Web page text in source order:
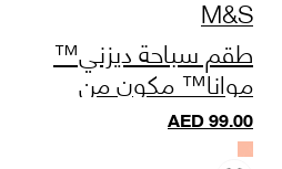
M&S
طقم سباحة ديزني™
موانا™ مكون من
سنوات)
AED99.00